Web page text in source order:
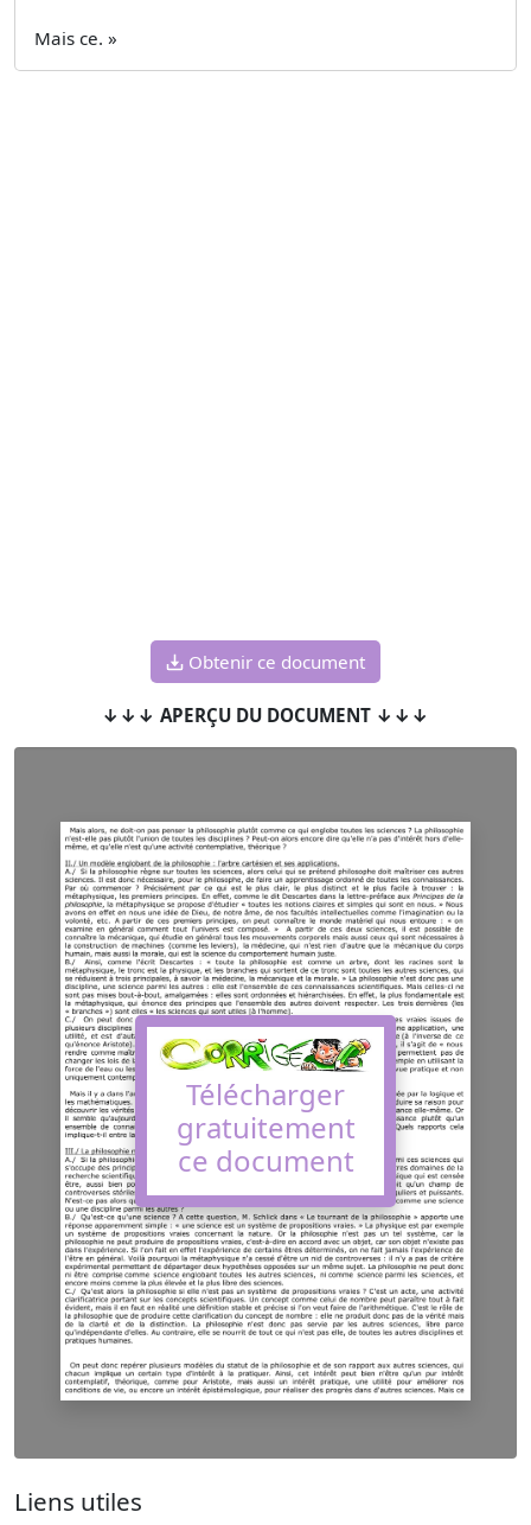
Mais ce. »
Obtenir ce document
↓↓↓ APERÇU DU DOCUMENT ↓↓↓
Télécharger
gratuitement
ce document
Liens utiles